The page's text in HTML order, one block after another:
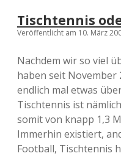
Tischtennis
Veröffentlicht am 10. März
Nachdem wir so viel
haben seit November
endlich mal etwas
Tischtennis ist
somit von knapp 1,3
Immerhin existiert,
Football, Tischtennis